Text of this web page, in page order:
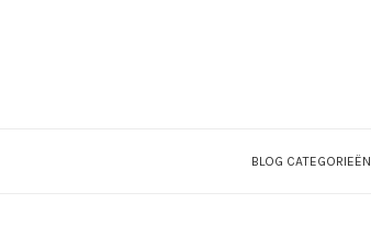
BLOG CATEGORIEËN